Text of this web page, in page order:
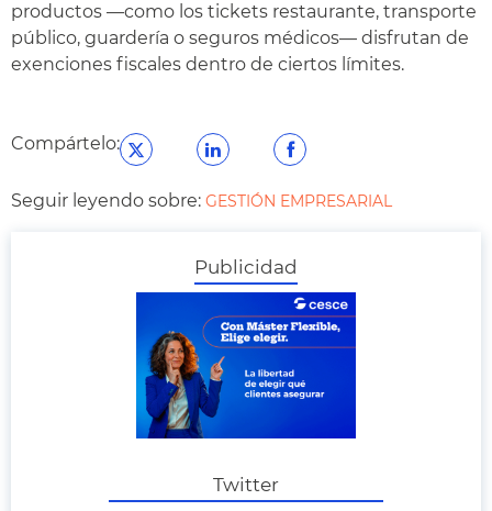
productos —como los tickets restaurante, transporte
público, guardería o seguros médicos— disfrutan de
exenciones fiscales dentro de ciertos límites.
Compártelo:
Seguir leyendo sobre: GESTIÓN EMPRESARIAL
Publicidad
Twitter